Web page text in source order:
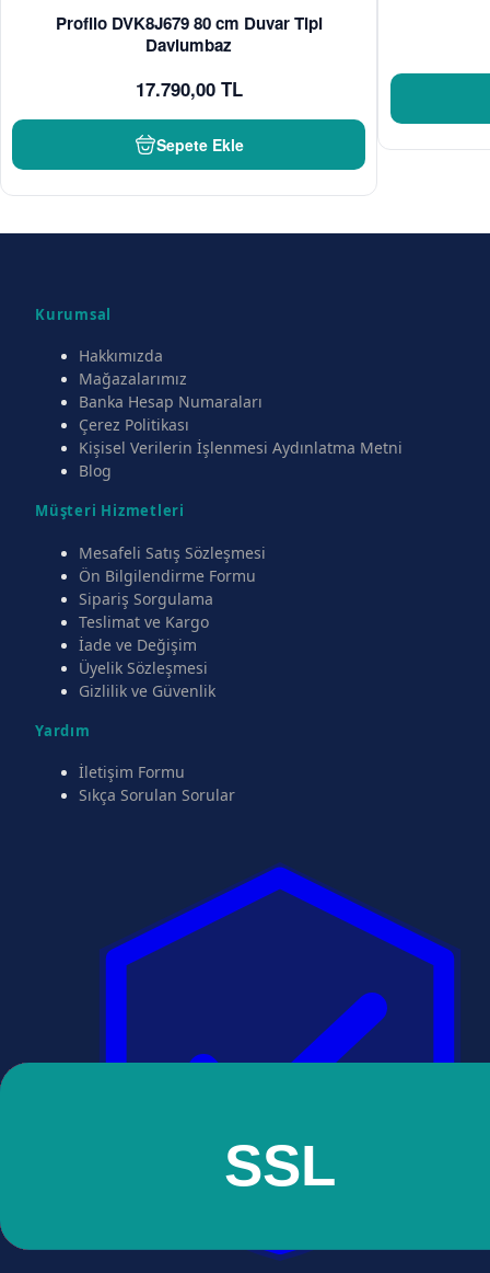
Profilo DVK8J679 80 cm Duvar Tipi
Davlumbaz
17.790,00 TL
Sepete Ekle
Kurumsal
Hakkımızda
Mağazalarımız
Banka Hesap Numaraları
Çerez Politikası
Kişisel Verilerin İşlenmesi Aydınlatma Metni
Blog
Müşteri Hizmetleri
Mesafeli Satış Sözleşmesi
Ön Bilgilendirme Formu
Sipariş Sorgulama
Teslimat ve Kargo
İade ve Değişim
Üyelik Sözleşmesi
Gizlilik ve Güvenlik
Yardım
İletişim Formu
Sıkça Sorulan Sorular